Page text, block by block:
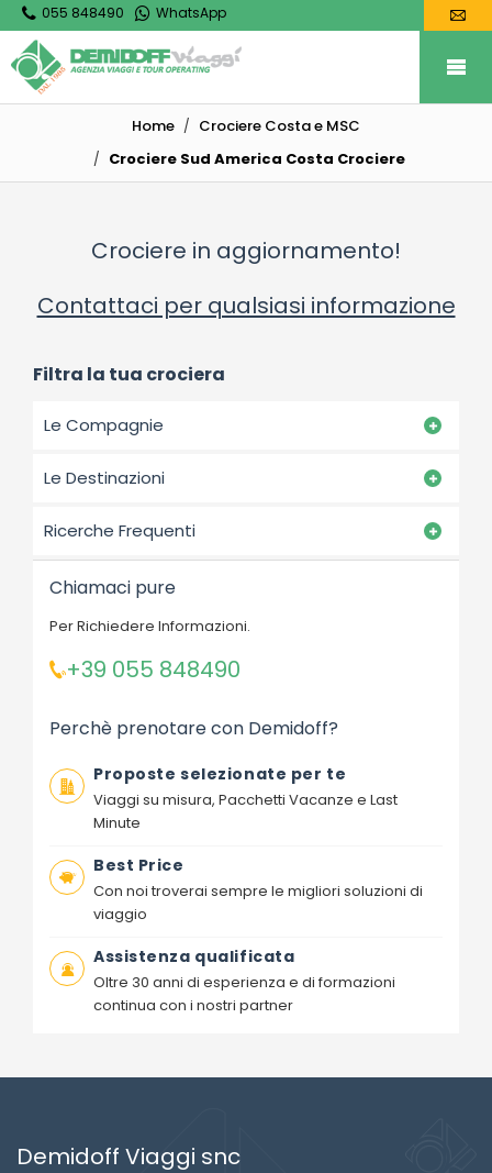
055 848490 WhatsApp
Home
Crociere Costa e MSC
Crociere Sud America Costa Crociere
Crociere in aggiornamento!
Contattaci per qualsiasi informazione
Filtra la tua crociera
Le Compagnie
Le Destinazioni
Ricerche Frequenti
Chiamaci pure
Per Richiedere Informazioni.
+39 055 848490
Perchè prenotare con Demidoff?
Proposte selezionate per te
Viaggi su misura, Pacchetti Vacanze e Last
Minute
Best Price
Con noi troverai sempre le migliori soluzioni di
viaggio
Assistenza qualificata
Oltre 30 anni di esperienza e di formazioni
continua con i nostri partner
Demidoff Viaggi snc